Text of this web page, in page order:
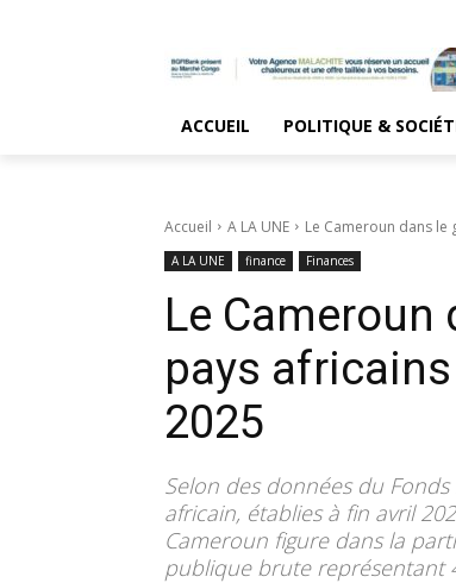
ACCUEIL POLITIQUE &
Accueil A LA UNE Le Cameroun dans
A LA UNE finance Finances
Le Cameroun
pays
2025
Selon des données du
africain, établies à fin avril
Cameroun figure dans la
publique brute représentant